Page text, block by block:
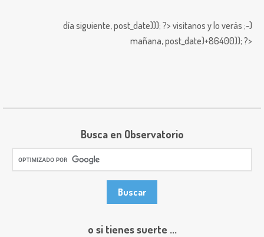
día siguiente,post_date))); ?> visitanos y lo verás ;-)
mañana,post_date)+86400)); ?>
Busca en Observatorio
o si tienes suerte ...